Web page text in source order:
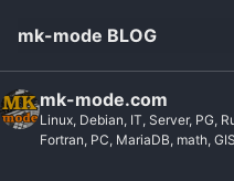
mk-mode BLOG
mk-mode.com
Linux, Debian, IT, Server, PG,
Fortran, PC, MariaDB, math,